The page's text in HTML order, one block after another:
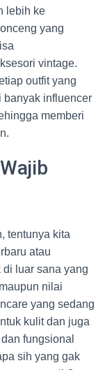
lebih ke
yang
vintage.
outfit yang
banyak influencer
memberi
tentunya kita
atau
luar sana yang
nilai
yang sedang
kulit dan juga
fungsional
sih yang gak